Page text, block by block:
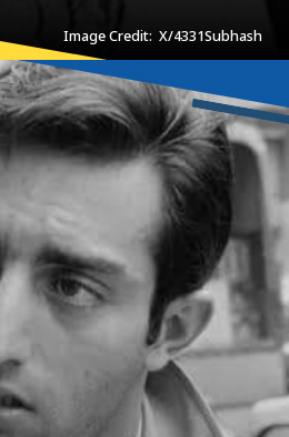
Image Credit: X/4331Subhash